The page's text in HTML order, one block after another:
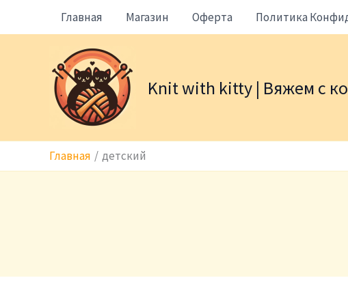
Главная Магазин Оферта Политика
Knit with kitty | Вяжем с
Главная детский